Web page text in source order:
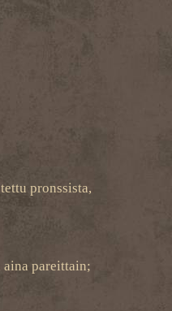
pronssista,
pareittain;